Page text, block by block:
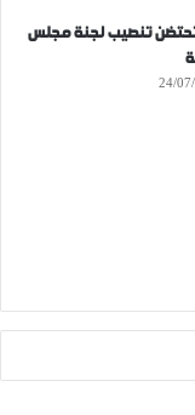
تحتضن تنصيب لجنة مجلس
24/